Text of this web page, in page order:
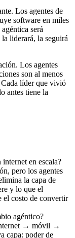
Los agentes de
software en miles
será
liderará, la seguirá
Los agentes
son al menos
Cada líder que vivió
antes tiene la
en escala?
pero los agentes
la capa de
y lo que el
el costo de convertir
agéntico?
→ móvil →
capa: poder de